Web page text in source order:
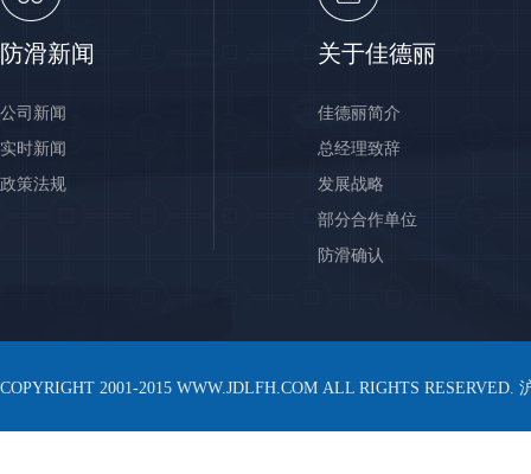
防滑新闻
公司新闻
实时新闻
政策法规
关于佳德丽
佳德丽简介
总经理致辞
发展战略
部分合作单位
防滑确认
COPYRIGHT 2001-2015 WWW.JDLFH.COM ALL RIGHTS RESERVED.